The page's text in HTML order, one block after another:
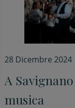
28 Dicembre 2024
A
musica